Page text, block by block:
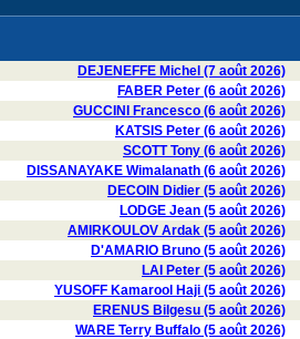
DEJENEFFE Michel (7 août 2026)
FABER Peter (6 août 2026)
GUCCINI Francesco (6 août 2026)
KATSIS Peter (6 août 2026)
SCOTT Tony (6 août 2026)
DISSANAYAKE Wimalanath (6 août 2026)
DECOIN Didier (5 août 2026)
LODGE Jean (5 août 2026)
AMIRKOULOV Ardak (5 août 2026)
D'AMARIO Bruno (5 août 2026)
LAI Peter (5 août 2026)
YUSOFF Kamarool Haji (5 août 2026)
ERENUS Bilgesu (5 août 2026)
WARE Terry Buffalo (5 août 2026)